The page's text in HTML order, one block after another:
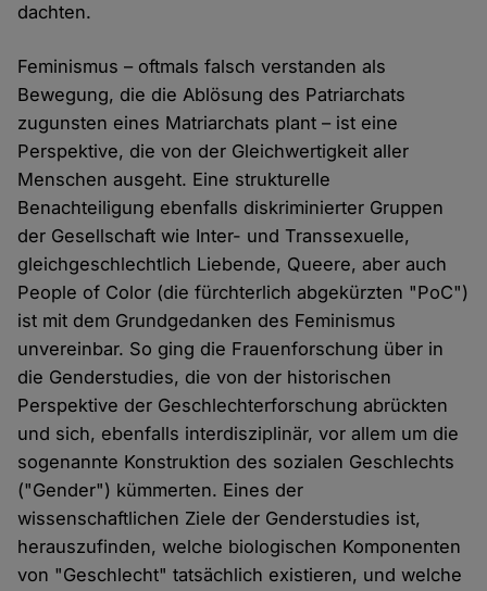
dachten.
Feminismus – oftmals falsch verstanden als
Bewegung, die die Ablösung des Patriarchats
zugunsten eines Matriarchats plant – ist eine
Perspektive, die von der Gleichwertigkeit aller
Menschen ausgeht. Eine strukturelle
Benachteiligung ebenfalls diskriminierter Gruppen
der Gesellschaft wie Inter- und Transsexuelle,
gleichgeschlechtlich Liebende, Queere, aber auch
People of Color (die fürchterlich abgekürzten "PoC")
ist mit dem Grundgedanken des Feminismus
unvereinbar. So ging die Frauenforschung über in
die Genderstudies, die von der historischen
Perspektive der Geschlechterforschung abrückten
und sich, ebenfalls interdisziplinär, vor allem um die
sogenannte Konstruktion des sozialen Geschlechts
("Gender") kümmerten. Eines der
wissenschaftlichen Ziele der Genderstudies ist,
herauszufinden, welche biologischen Komponenten
von "Geschlecht" tatsächlich existieren, und welche